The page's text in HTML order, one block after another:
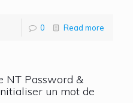
0 Read more
NT Password &
un mot de